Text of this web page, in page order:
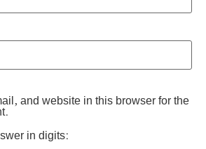
and website in this browser for the
in digits: